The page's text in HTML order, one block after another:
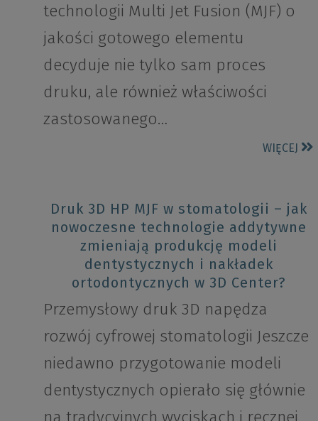
technologii Multi Jet Fusion (MJF) o
jakości gotowego elementu
decyduje nie tylko sam proces
druku, ale również właściwości
zastosowanego…
WIĘCEJ
Druk 3D HP MJF w stomatologii – jak
nowoczesne technologie addytywne
zmieniają produkcję modeli
dentystycznych i nakładek
ortodontycznych w 3D Center?
Przemysłowy druk 3D napędza
rozwój cyfrowej stomatologii Jeszcze
niedawno przygotowanie modeli
dentystycznych opierało się głównie
na tradycyjnych wyciskach i ręcznej